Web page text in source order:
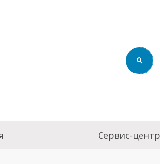
Сервис-центр